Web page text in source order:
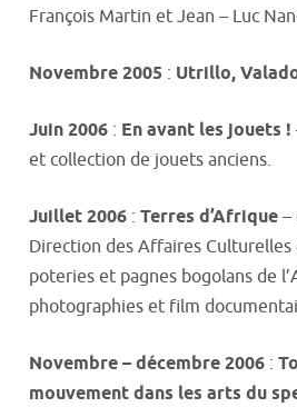
François Martin et Jean – Luc
Novembre 2005 : Utrillo,
Juin 2006 : En avant les jouets !
et collection de jouets anciens.
Juillet 2006 : Terres d’Afrique –
Direction des Affaires
poteries et pagnes bogolans de
photographies et film
Novembre – décembre 2006 :
mouvement dans les arts du